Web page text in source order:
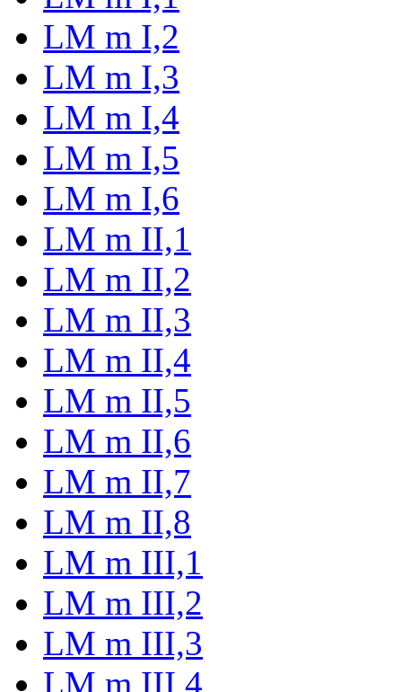
LM m I,2
LM m I,3
LM m I,4
LM m I,5
LM m I,6
LM m II,1
LM m II,2
LM m II,3
LM m II,4
LM m II,5
LM m II,6
LM m II,7
LM m II,8
LM m III,1
LM m III,2
LM m III,3
LM m III,4